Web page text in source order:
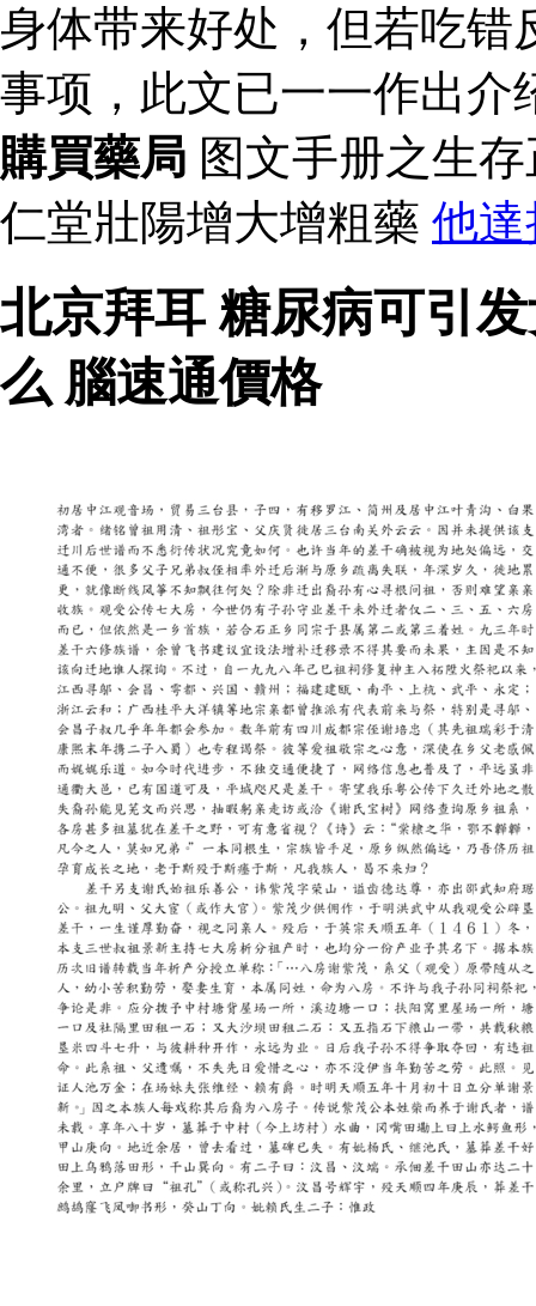
身体带来好处，但若吃错
事项，此文已一一作出
購買藥局 图文手册之生
仁堂壯陽增大增粗藥 他
北京拜耳 糖尿病可引
么 腦速通價格